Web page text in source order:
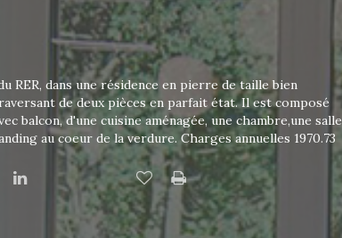
RER, dans une résidence en pierre de taille bien
de deux pièces en parfait état. Il est composé
balcon, d'une cuisine aménagée, une chambre,une salle
au coeur de la verdure. Charges annuelles 1970.73